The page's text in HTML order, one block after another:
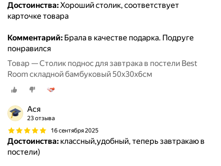
Достоинства:Хороший столик, соответствует
карточке товара
Комментарий: Брала в качестве подарка. Подруге
понравился
Товар — Столик поднос для завтрака в постели Best
Room складной бамбуковый 50x30x6см
Ася
23 отзыва
16 сентября 2025
Достоинства: классный,удобный, теперь завтракаю в
постели)